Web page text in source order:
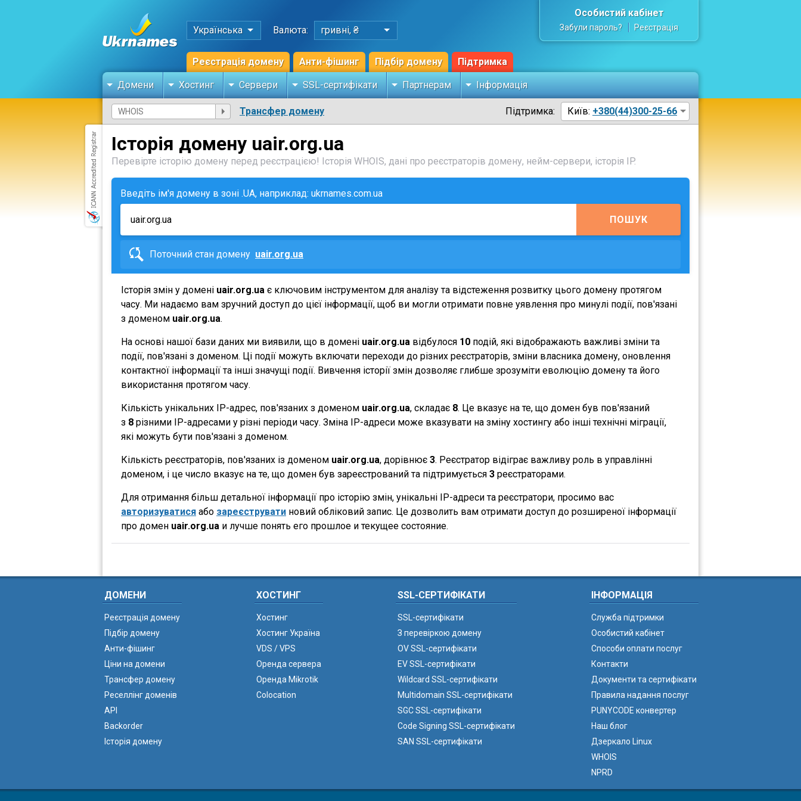
Українська Валюта: гривні, ₴
Реєстрація домену Анти-фішинг Підбір домену Підтримка
Особистий кабінет
Забули пароль? Реєстрація
Домени Хостинг Сервери SSL-сертифікати Партнерам Інформація
Трансфер домену Підтримка: Київ: +380(44)300-25-66
Історія домену uair.org.ua
Перевірте історію домену перед реєстрацією! Історія WHOIS, дані про реєстраторів домену, нейм-сервери, історія IP.
Введіть ім'я домену в зоні .UA, наприклад: ukrnames.com.ua
ПОШУК
Поточний стан домену uair.org.ua
Історія змін у домені uair.org.ua є ключовим інструментом для аналізу та відстеження розвитку цього домену протягом
часу. Ми надаємо вам зручний доступ до цієї інформації, щоб ви могли отримати повне уявлення про минулі події, пов'язані
з доменом uair.org.ua.
На основі нашої бази даних ми виявили, що в домені uair.org.ua відбулося 10 подій, які відображають важливі зміни та
події, пов'язані з доменом. Ці події можуть включати переходи до різних реєстраторів, зміни власника домену, оновлення
контактної інформації та інші значущі події. Вивчення історії змін дозволяє глибше зрозуміти еволюцію домену та його
використання протягом часу.
Кількість унікальних IP-адрес, пов'язаних з доменом uair.org.ua, складає 8. Це вказує на те, що домен був пов'язаний
з 8 різними IP-адресами у різні періоди часу. Зміна IP-адреси може вказувати на зміну хостингу або інші технічні міграції,
які можуть бути пов'язані з доменом.
Кількість реєстраторів, пов'язаних із доменом uair.org.ua, дорівнює 3. Реєстратор відіграє важливу роль в управлінні
доменом, і це число вказує на те, що домен був зареєстрований та підтримується 3 реєстраторами.
Для отримання більш детальної інформації про історію змін, унікальні IP-адреси та реєстратори, просимо вас
авторизуватися або зареєструвати новий обліковий запис. Це дозволить вам отримати доступ до розширеної інформації
про домен uair.org.ua и лучше понять его прошлое и текущее состояние.
ДОМЕНИ
Реєстрація домену
Підбір домену
Анти-фішинг
Ціни на домени
Трансфер домену
Реселлінг доменів
API
Backorder
Історія домену
ХОСТИНГ
Хостинг
Хостинг Україна
VDS / VPS
Оренда сервера
Оренда Mikrotik
Colocation
SSL-СЕРТИФІКАТИ
SSL-сертифікати
З перевіркою домену
OV SSL-сертифікати
EV SSL-сертифікати
Wildcard SSL-сертифікати
Multidomain SSL-сертифікати
SGC SSL-сертифікати
Code Signing SSL-сертифікати
SAN SSL-сертифікати
ІНФОРМАЦІЯ
Служба підтримки
Особистий кабінет
Способи оплати послуг
Контакти
Документи та сертифікати
Правила надання послуг
PUNYCODE конвертер
Наш блог
Дзеркало Linux
WHOIS
NPRD